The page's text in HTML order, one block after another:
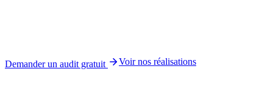
Demander un audit gratuit Voir nos réalisations